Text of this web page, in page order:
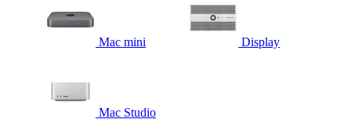
Mac mini Display
Mac Studio